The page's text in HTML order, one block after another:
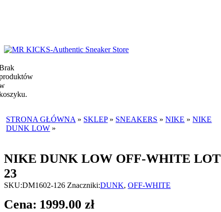
STRONA GŁÓWNA » SKLEP» SNEAKERS »NIKE »NIKE
DUNK LOW »
NIKE DUNK LOW OFF-WHITE LOT
23
1999.00 zł
SKU:DM1602-126 Znaczniki:DUNK, OFF-WHITE